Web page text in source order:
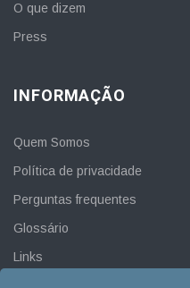
O que dizem
Press
INFORMAÇÃO
Quem Somos
Política de privacidade
Perguntas frequentes
Glossário
Links